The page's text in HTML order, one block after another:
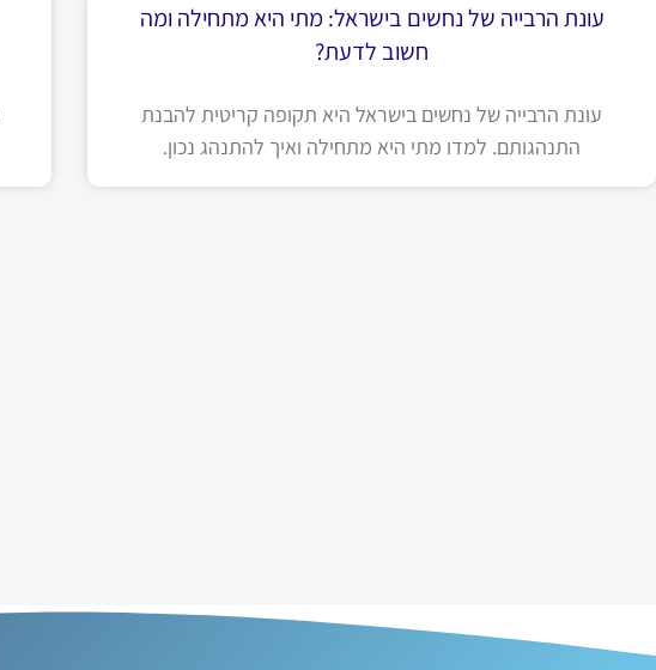
עונת הרבייה של נחשים בישראל: מתי היא מתחילה ומה
חשוב לדעת?
עונת הרבייה של נחשים בישראל היא תקופה קריטית להבנת
התנהגותם. למדו מתי היא מתחילה ואיך להתנהג נכון.